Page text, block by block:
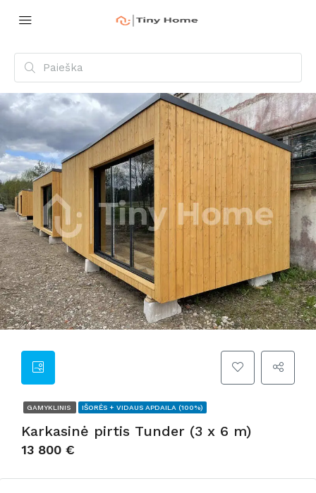
GAMYKLINIS IŠORĖS + VIDAUS APDAILA (100%)
Karkasinė pirtis Tunder (3 x 6 m)
13 800 €